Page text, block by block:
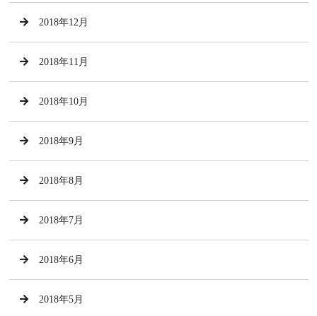
2018年12月
2018年11月
2018年10月
2018年9月
2018年8月
2018年7月
2018年6月
2018年5月